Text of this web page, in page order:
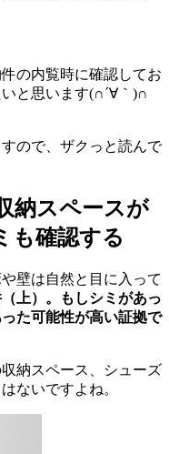
の内覧時に確認してお
と思います(∩´∀｀)∩
ので、ザクっと読んで
納スペースが
も確認する
壁は自然と目に入って
上）。もしシミがあっ
た可能性が高い証拠で
納スペース、シューズ
ないですよね。